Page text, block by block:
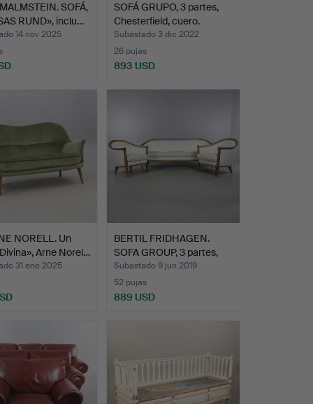
SOFÁ,
RUND», inclu…
14 nov 2025
SOFÁ GRUPO, 3 partes,
Chesterfield, cuero.
Subastado 3 dic 2022
26 pujas
893 USD
NORELL. Un
Arne Norel…
31 ene 2025
BERTIL FRIDHAGEN.
SOFA GROUP, 3 partes,
"A…
Subastado 9 jun 2019
52 pujas
889 USD